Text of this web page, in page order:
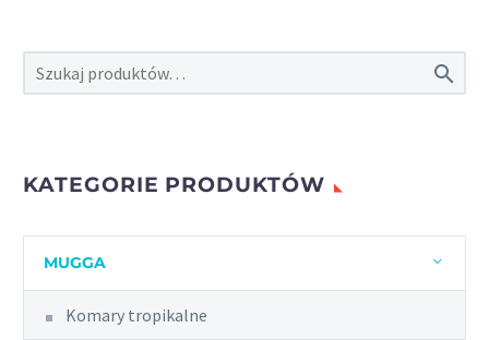

KATEGORIE PRODUKTÓW
MUGGA
Komary tropikalne